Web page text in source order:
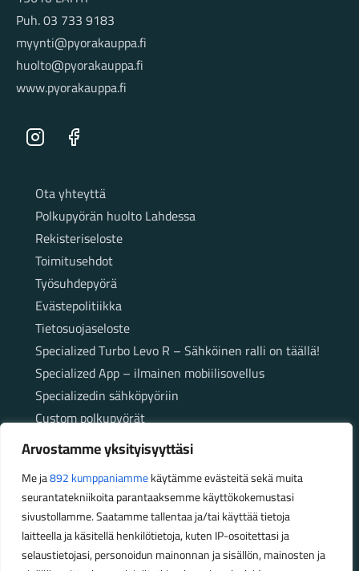
Arvostamme yksityisyyttäsi
Me ja892 kumppaniammekäytämme evästeitä sekä muita
seurantatekniikoita parantaaksemme käyttökokemustasi
sivustollamme. Saatamme tallentaa ja/tai käyttää tietoja
laitteella ja käsitellä henkilötietoja, kuten IP-osoitettasi ja
selaustietojasi, personoidun mainonnan ja sisällön, mainosten ja
Puh. 03 733 9183
myynti@pyorakauppa.fi
huolto@pyorakauppa.fi
www.pyorakauppa.fi
Instagram Facebook
SivutOta yhteyttä
Polkupyörän huolto Lahdessa
Rekisteriseloste
Toimitusehdot
Työsuhdepyörä
Evästepolitiikka
Tietosuojaseloste
Specialized Turbo Levo R – Sähköinen ralli on täällä!
Specialized App – ilmainen mobiilisovellus
Specializedin sähköpyöriin
Custom polkupyörät
Fatbikellä helppoa ja huoletonta etenemistä
maastossa
Aukioloajat
Talvikauden aukioloajat (1.10.2025 – 28.2.2026)